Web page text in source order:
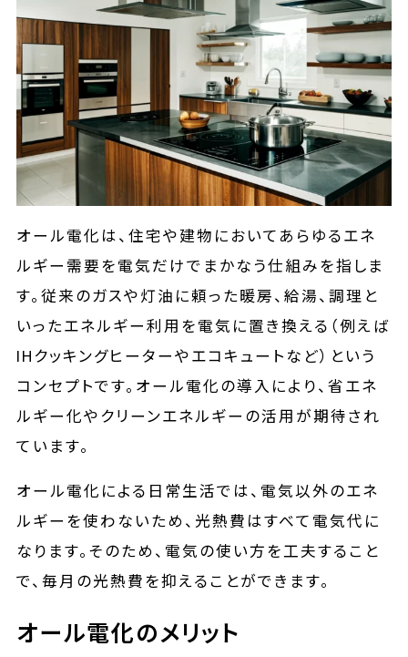
オール電化は、住宅や建物においてあらゆるエネ
ルギー需要を電気だけでまかなう仕組みを指しま
す。従来のガスや灯油に頼った暖房、給湯、調理と
いったエネルギー利用を電気に置き換える（例えば
IHクッキングヒーターやエコキュートなど）という
コンセプトです。オール電化の導入により、省エネ
ルギー化やクリーンエネルギーの活用が期待され
ています。
オール電化による日常生活では、電気以外のエネ
ルギーを使わないため、光熱費はすべて電気代に
なります。そのため、電気の使い方を工夫すること
で、毎月の光熱費を抑えることができます。
オール電化のメリット